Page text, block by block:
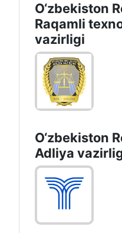
O‘zbekiston
Raqamli
vazirligi
O‘zbekiston
Adliya